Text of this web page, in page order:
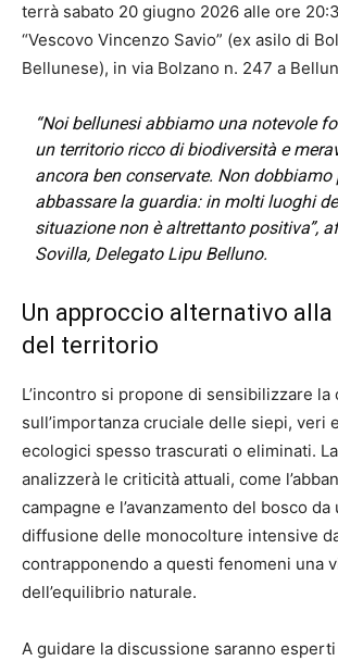
terrà sabato 20 giugno 2026 alle ore
“Vescovo Vincenzo Savio” (ex asilo di
Bellunese), in via Bolzano n. 247 a
“Noi bellunesi abbiamo una notevole
un territorio ricco di biodiversità e
ancora ben conservate. Non dobbiamo
abbassare la guardia: in molti luoghi
situazione non è altrettanto positiva”,
Sovilla, Delegato Lipu Belluno.
Un approccio alternativo
del territorio
L’incontro si propone di sensibilizzare la
sull’importanza cruciale delle siepi, veri
ecologici spesso trascurati o eliminati.
analizzerà le criticità attuali, come
campagne e l’avanzamento del bosco
diffusione delle monocolture intensive
contrapponendo a questi fenomeni una
dell’equilibrio naturale.
A guidare la discussione saranno